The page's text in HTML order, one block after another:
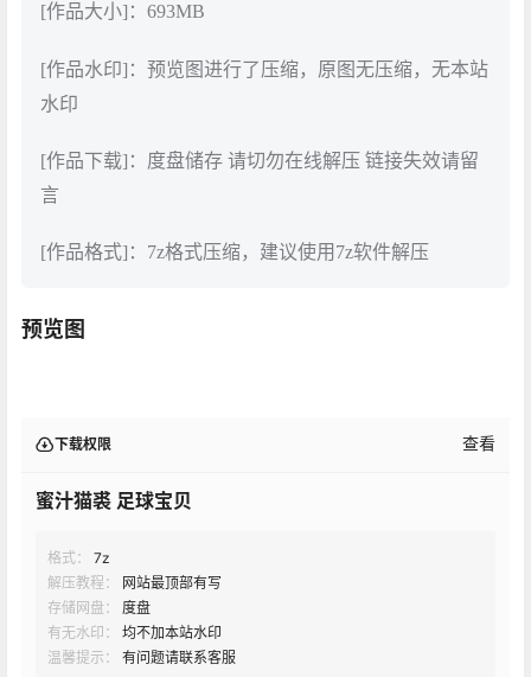
[作品大小]：693MB
[作品水印]：预览图进行了压缩，原图无压缩，无本站
水印
[作品下载]：度盘储存 请切勿在线解压 链接失效请留
言
[作品格式]：7z格式压缩，建议使用7z软件解压
预览图
下载权限 查看
蜜汁猫裘 足球宝贝
格式：
7z
解压教程：
网站最顶部有写
存储网盘：
度盘
有无水印：
均不加本站水印
温馨提示：
有问题请联系客服